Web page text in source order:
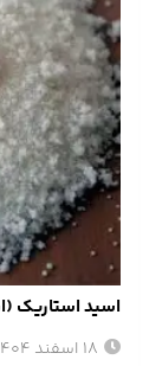
اسید استاریک
18 اسفند 1404